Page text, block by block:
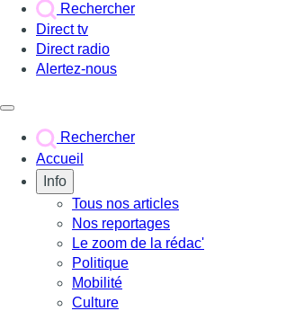
Rechercher
Direct tv
Direct radio
Alertez-nous
Rechercher
Accueil
Info
Tous nos articles
Nos reportages
Le zoom de la rédac'
Politique
Mobilité
Culture